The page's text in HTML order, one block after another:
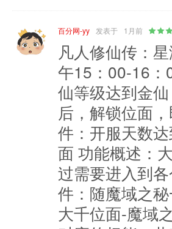
百分网-yy 发表于 1月前
凡人修仙传：
午15：00-16：
仙等级达到金
后，解锁位面
件：开服天数
面 功能概述：
过需要进入到
件：随魔域之
大千位面-魔域